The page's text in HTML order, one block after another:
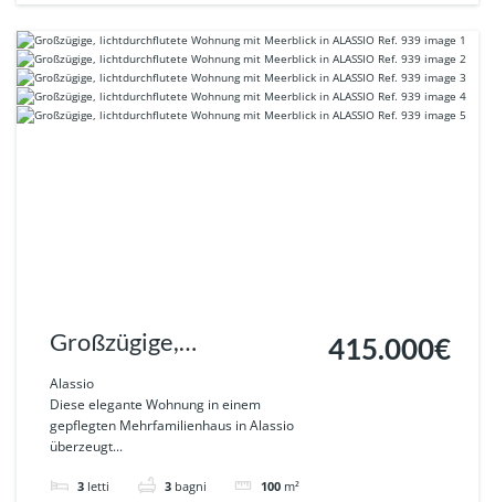
Großzügige,
lichtdurchflutete
Wohnung mit Meerblick
in ALASSIO Ref. 939
Alassio
Diese elegante Wohnung in einem
gepflegten Mehrfamilienhaus in Alassio
überzeugt...
3 letti 3 bagni 100 m²
415.000€